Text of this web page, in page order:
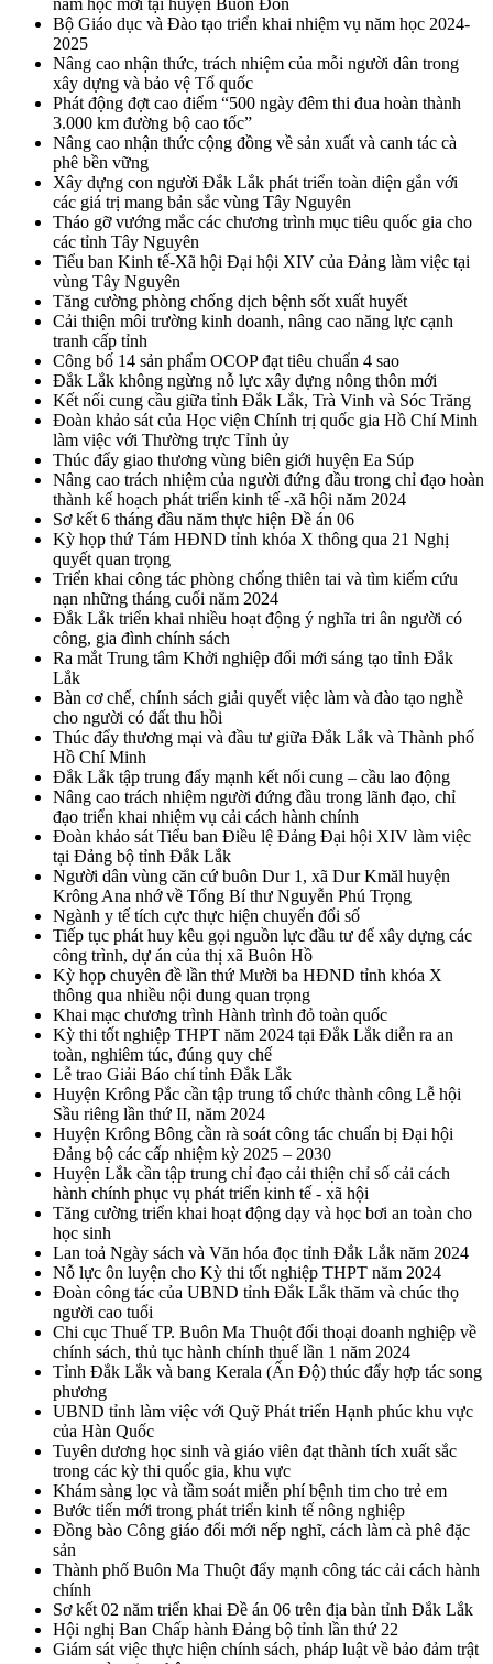
năm học mới tại huyện Buôn Đôn
Bộ Giáo dục và Đào tạo triển khai nhiệm vụ năm học 2024-
2025
Nâng cao nhận thức, trách nhiệm của mỗi người dân trong
xây dựng và bảo vệ Tổ quốc
Phát động đợt cao điểm “500 ngày đêm thi đua hoàn thành
3.000 km đường bộ cao tốc”
Nâng cao nhận thức cộng đồng về sản xuất và canh tác cà
phê bền vững
Xây dựng con người Đắk Lắk phát triển toàn diện gắn với
các giá trị mang bản sắc vùng Tây Nguyên
Tháo gỡ vướng mắc các chương trình mục tiêu quốc gia cho
các tỉnh Tây Nguyên
Tiểu ban Kinh tế-Xã hội Đại hội XIV của Đảng làm việc tại
vùng Tây Nguyên
Tăng cường phòng chống dịch bệnh sốt xuất huyết
Cải thiện môi trường kinh doanh, nâng cao năng lực cạnh
tranh cấp tỉnh
Công bố 14 sản phẩm OCOP đạt tiêu chuẩn 4 sao
Đắk Lắk không ngừng nỗ lực xây dựng nông thôn mới
Kết nối cung cầu giữa tỉnh Đắk Lắk, Trà Vinh và Sóc Trăng
Đoàn khảo sát của Học viện Chính trị quốc gia Hồ Chí Minh
làm việc với Thường trực Tỉnh ủy
Thúc đẩy giao thương vùng biên giới huyện Ea Súp
Nâng cao trách nhiệm của người đứng đầu trong chỉ đạo hoàn
thành kế hoạch phát triển kinh tế -xã hội năm 2024
Sơ kết 6 tháng đầu năm thực hiện Đề án 06
Kỳ họp thứ Tám HĐND tỉnh khóa X thông qua 21 Nghị
quyết quan trọng
Triển khai công tác phòng chống thiên tai và tìm kiếm cứu
nạn những tháng cuối năm 2024
Đắk Lắk triển khai nhiều hoạt động ý nghĩa tri ân người có
công, gia đình chính sách
Ra mắt Trung tâm Khởi nghiệp đổi mới sáng tạo tỉnh Đắk
Lắk
Bàn cơ chế, chính sách giải quyết việc làm và đào tạo nghề
cho người có đất thu hồi
Thúc đẩy thương mại và đầu tư giữa Đắk Lắk và Thành phố
Hồ Chí Minh
Đắk Lắk tập trung đẩy mạnh kết nối cung – cầu lao động
Nâng cao trách nhiệm người đứng đầu trong lãnh đạo, chỉ
đạo triển khai nhiệm vụ cải cách hành chính
Đoàn khảo sát Tiểu ban Điều lệ Đảng Đại hội XIV làm việc
tại Đảng bộ tỉnh Đắk Lắk
Người dân vùng căn cứ buôn Dur 1, xã Dur Kmăl huyện
Krông Ana nhớ về Tổng Bí thư Nguyễn Phú Trọng
Ngành y tế tích cực thực hiện chuyển đổi số
Tiếp tục phát huy kêu gọi nguồn lực đầu tư để xây dựng các
công trình, dự án của thị xã Buôn Hồ
Kỳ họp chuyên đề lần thứ Mười ba HĐND tỉnh khóa X
thông qua nhiều nội dung quan trọng
Khai mạc chương trình Hành trình đỏ toàn quốc
Kỳ thi tốt nghiệp THPT năm 2024 tại Đắk Lắk diễn ra an
toàn, nghiêm túc, đúng quy chế
Lễ trao Giải Báo chí tỉnh Đắk Lắk
Huyện Krông Pắc cần tập trung tổ chức thành công Lễ hội
Sầu riêng lần thứ II, năm 2024
Huyện Krông Bông cần rà soát công tác chuẩn bị Đại hội
Đảng bộ các cấp nhiệm kỳ 2025 – 2030
Huyện Lắk cần tập trung chỉ đạo cải thiện chỉ số cải cách
hành chính phục vụ phát triển kinh tế - xã hội
Tăng cường triển khai hoạt động dạy và học bơi an toàn cho
học sinh
Lan toả Ngày sách và Văn hóa đọc tỉnh Đắk Lắk năm 2024
Nỗ lực ôn luyện cho Kỳ thi tốt nghiệp THPT năm 2024
Đoàn công tác của UBND tỉnh Đắk Lắk thăm và chúc thọ
người cao tuổi
Chi cục Thuế TP. Buôn Ma Thuột đối thoại doanh nghiệp về
chính sách, thủ tục hành chính thuế lần 1 năm 2024
Tỉnh Đắk Lắk và bang Kerala (Ấn Độ) thúc đẩy hợp tác song
phương
UBND tỉnh làm việc với Quỹ Phát triển Hạnh phúc khu vực
của Hàn Quốc
Tuyên dương học sinh và giáo viên đạt thành tích xuất sắc
trong các kỳ thi quốc gia, khu vực
Khám sàng lọc và tầm soát miễn phí bệnh tim cho trẻ em
Bước tiến mới trong phát triển kinh tế nông nghiệp
Đồng bào Công giáo đổi mới nếp nghĩ, cách làm cà phê đặc
sản
Thành phố Buôn Ma Thuột đẩy mạnh công tác cải cách hành
chính
Sơ kết 02 năm triển khai Đề án 06 trên địa bàn tỉnh Đắk Lắk
Hội nghị Ban Chấp hành Đảng bộ tỉnh lần thứ 22
Giám sát việc thực hiện chính sách, pháp luật về bảo đảm trật